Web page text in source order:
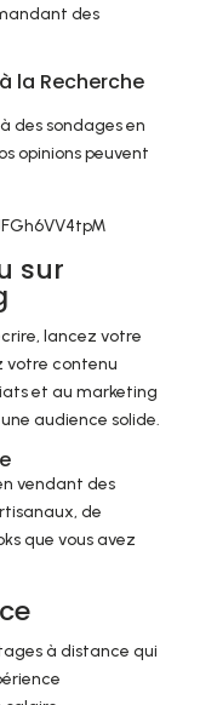
des
la Recherche
des sondages en
opinions peuvent
sur
lancez votre
votre contenu
et au marketing
audience solide.
vendant des
de
que vous avez
à distance qui